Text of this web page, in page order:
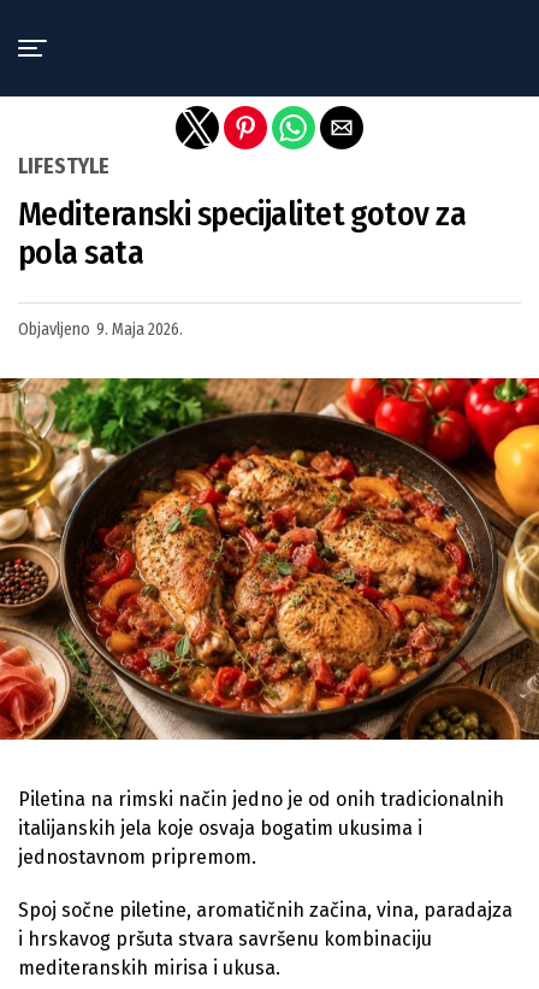
LIFESTYLE
Mediteranski specijalitet gotov za
pola sata
Objavljeno 9. Maja 2026.
Piletina na rimski način jedno je od onih tradicionalnih
italijanskih jela koje osvaja bogatim ukusima i
jednostavnom pripremom.
Spoj sočne piletine, aromatičnih začina, vina, paradajza
i hrskavog pršuta stvara savršenu kombinaciju
mediteranskih mirisa i ukusa.